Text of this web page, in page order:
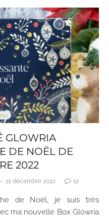
GLOWRIA
DE NOËL DE
2022
21 décembre 2022 12
de Noël, je suis très
ma nouvelle Box Glowria